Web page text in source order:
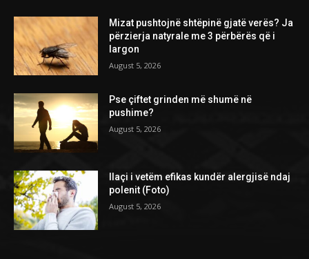
Mizat pushtojnë shtëpinë gjatë verës? Ja
përzierja natyrale me 3 përbërës që i
largon
August 5, 2026
Pse çiftet grinden më shumë në
pushime?
August 5, 2026
Ilaçi i vetëm efikas kundër alergjisë ndaj
polenit (Foto)
August 5, 2026